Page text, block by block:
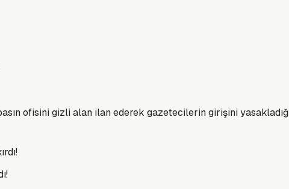
ofisini gizli alan ilan ederek gazetecilerin girişini